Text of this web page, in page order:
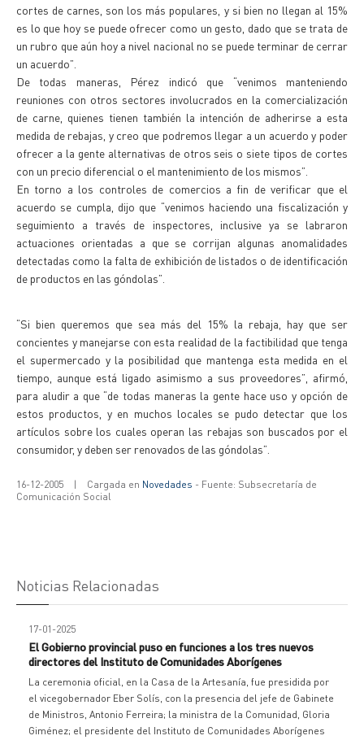
cortes de carnes, son los más populares, y si bien no llegan al 15%
es lo que hoy se puede ofrecer como un gesto, dado que se trata de
un rubro que aún hoy a nivel nacional no se puede terminar de cerrar
un acuerdo”.
De todas maneras, Pérez indicó que “venimos manteniendo
reuniones con otros sectores involucrados en la comercialización
de carne, quienes tienen también la intención de adherirse a esta
medida de rebajas, y creo que podremos llegar a un acuerdo y poder
ofrecer a la gente alternativas de otros seis o siete tipos de cortes
con un precio diferencial o el mantenimiento de los mismos”.
En torno a los controles de comercios a fin de verificar que el
acuerdo se cumpla, dijo que “venimos haciendo una fiscalización y
seguimiento a través de inspectores, inclusive ya se labraron
actuaciones orientadas a que se corrijan algunas anomalidades
detectadas como la falta de exhibición de listados o de identificación
de productos en las góndolas”.
“Si bien queremos que sea más del 15% la rebaja, hay que ser
concientes y manejarse con esta realidad de la factibilidad que tenga
el supermercado y la posibilidad que mantenga esta medida en el
tiempo, aunque está ligado asimismo a sus proveedores”, afirmó,
para aludir a que “de todas maneras la gente hace uso y opción de
estos productos, y en muchos locales se pudo detectar que los
artículos sobre los cuales operan las rebajas son buscados por el
consumidor, y deben ser renovados de las góndolas”.
16-12-2005 | Cargada en Novedades - Fuente: Subsecretaría de
Comunicación Social
Noticias Relacionadas
17-01-2025
El Gobierno provincial puso en funciones a los tres nuevos
directores del Instituto de Comunidades Aborígenes
La ceremonia oficial, en la Casa de la Artesanía, fue presidida por
el vicegobernador Eber Solís, con la presencia del jefe de Gabinete
de Ministros, Antonio Ferreira; la ministra de la Comunidad, Gloria
Giménez; el presidente del Instituto de Comunidades Aborígenes